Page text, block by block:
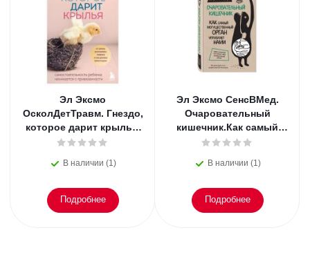
Эл Эксмо
ОсколДетТравм. Гнездо,
которое дарит крылья.
Самостоятельность
привяз
В наличии (1)
Подробнее
Эл Эксмо СенсВМед.
Очаровательный
кишечник.Как самый
могущ.орган управляет
В наличии (1)
Подробнее